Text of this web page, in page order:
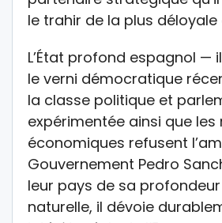
le trahir de la plus
L’État profond espagnol —
le verni démocratique
la classe politique et
expérimentée ainsi que les
économiques refusent
Gouvernement Pedro
leur pays de sa
naturelle, il dévoie